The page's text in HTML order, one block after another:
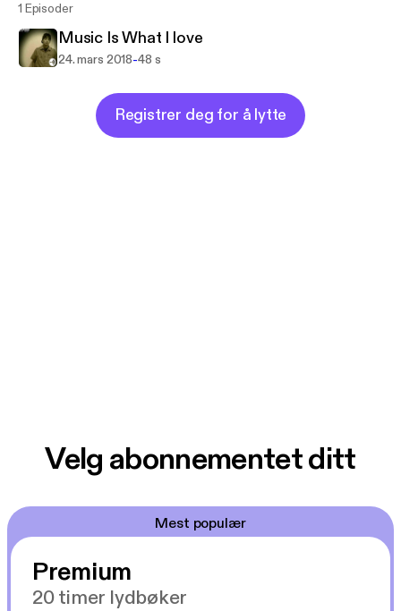
1 Episoder
Music Is What I love
24. mars 2018-48 s
Registrer deg for å lytte
Velg abonnementet ditt
Mest populær
Premium
20 timer lydbøker